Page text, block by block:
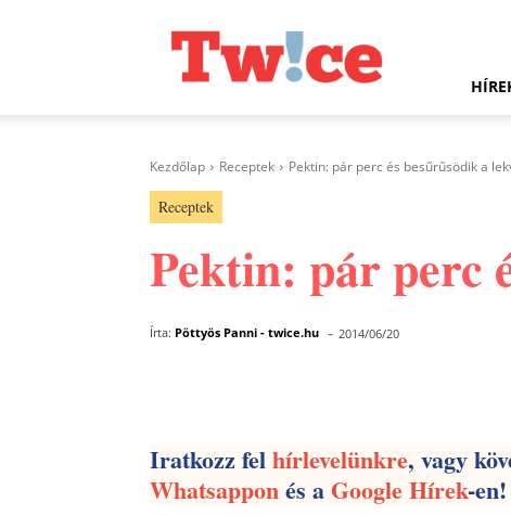
Kezdőlap Receptek Pektin: pár perc és besűrűsödik a
Receptek
Pektin: pár perc
Írta: Pöttyös Panni - twice.hu - 2014/06/20
Iratkozz felhírlevelünkre, vagy
Whatsapponés aGoogle Hírek-en!